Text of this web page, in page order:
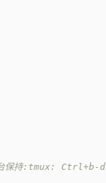
持:tmux: Ctrl+b-d